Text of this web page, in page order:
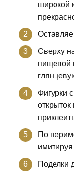
широкой
Сверху
пищевой
Фигурки
открыток
По
Поделки